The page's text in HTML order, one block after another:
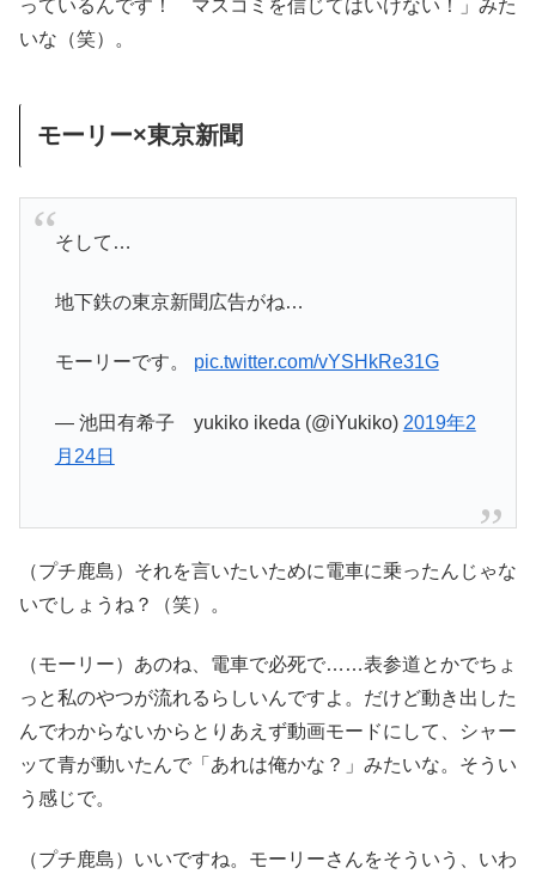
っているんです！ マスコミを信じてはいけない！」みた
いな（笑）。
モーリー×東京新聞
そして…
地下鉄の東京新聞広告がね…
モーリーです。 pic.twitter.com/vYSHkRe31G
— 池田有希子 yukiko ikeda (@iYukiko) 2019年2
月24日
（プチ鹿島）それを言いたいために電車に乗ったんじゃな
いでしょうね？（笑）。
（モーリー）あのね、電車で必死で……表参道とかでちょ
っと私のやつが流れるらしいんですよ。だけど動き出した
んでわからないからとりあえず動画モードにして、シャー
ッて青が動いたんで「あれは俺かな？」みたいな。そうい
う感じで。
（プチ鹿島）いいですね。モーリーさんをそういう、いわ